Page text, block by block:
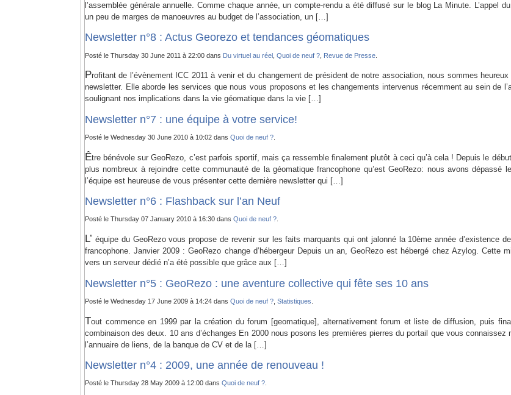
l’assemblée générale annuelle. Comme chaque année, un compte-rendu a été diffusé sur le blog La Minute. L’appel
un peu de marges de manoeuvres au budget de l’association, un […]
Newsletter n°8 : Actus Georezo et tendances géomatiques
Posté le Thursday 30 June 2011 à 22:00 dans Du virtuel au réel Quoi de neuf ? Revue de Presse
Profitant de l’évènement ICC 2011 à venir et du changement de président de notre association, nous sommes heureux
newsletter. Elle aborde les services que nous vous proposons et les changements intervenus récemment au sein de
soulignant nos implications dans la vie géomatique dans la vie […]
Newsletter n°7 : une équipe à votre service!
Posté le Wednesday 30 June 2010 à 10:02 dans Quoi de neuf ?
Être bénévole sur GeoRezo, c’est parfois sportif, mais ça ressemble finalement plutôt à ceci qu’à cela ! Depuis le début
plus nombreux à rejoindre cette communauté de la géomatique francophone qu’est GeoRezo: nous avons dépassé
l’équipe est heureuse de vous présenter cette dernière newsletter qui […]
Newsletter n°6 : Flashback sur l’an Neuf
Posté le Thursday 07 January 2010 à 16:30 dans Quoi de neuf ?.
L’ équipe du GeoRezo vous propose de revenir sur les faits marquants qui ont jalonné la 10ème année d’existence
francophone. Janvier 2009 : GeoRezo change d’hébergeur Depuis un an, GeoRezo est hébergé chez Azylog. Cette
vers un serveur dédié n’a été possible que grâce aux […]
Newsletter n°5 : GeoRezo : une aventure collective qui fête ses 10 ans
Posté le Wednesday 17 June 2009 à 14:24 dans Quoi de neuf ? Statistiques
Tout commence en 1999 par la création du forum [geomatique], alternativement forum et liste de diffusion, puis
combinaison des deux. 10 ans d’échanges En 2000 nous posons les premières pierres du portail que vous
l’annuaire de liens, de la banque de CV et de la […]
Newsletter n°4 : 2009, une année de renouveau !
Posté le Thursday 28 May 2009 à 12:00 dans Quoi de neuf ?